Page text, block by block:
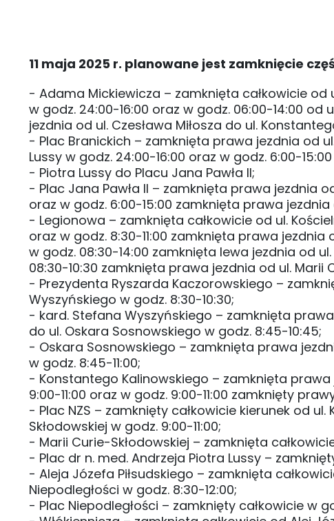
11 maja 2025 r. planowane jest zamknięcie
- Adama Mickiewicza – zamknięta całkowicie od
w godz. 24:00-16:00 oraz w godz. 06:00-14:00
jezdnia od ul. Czesława Miłosza do ul.
- Plac Branickich – zamknięta prawa jezdnia od
Lussy w godz. 24:00-16:00 oraz w godz. 6:00-
- Piotra Lussy do Placu Jana Pawła II;
- Plac Jana Pawła II – zamknięta prawa jezdnia
oraz w godz. 6:00-15:00 zamknięta prawa
- Legionowa – zamknięta całkowicie od ul.
oraz w godz. 8:30-11:00 zamknięta prawa jezdnia
w godz. 08:30-14:00 zamknięta lewa jezdnia od
08:30-10:30 zamknięta prawa jezdnia od ul. Marii
- Prezydenta Ryszarda Kaczorowskiego –
Wyszyńskiego w godz. 8:30-10:30;
- kard. Stefana Wyszyńskiego – zamknięta
do ul. Oskara Sosnowskiego w godz. 8:45-10:45;
- Oskara Sosnowskiego – zamknięta prawa
w godz. 8:45-11:00;
- Konstantego Kalinowskiego – zamknięta
9:00-11:00 oraz w godz. 9:00-11:00 zamknięty
- Plac NZS – zamknięty całkowicie kierunek od
Skłodowskiej w godz. 9:00-11:00;
- Marii Curie-Skłodowskiej – zamknięta
- Plac dr n. med. Andrzeja Piotra Lussy –
- Aleja Józefa Piłsudskiego – zamknięta
Niepodległości w godz. 8:30-12:00;
- Plac Niepodległości – zamknięty całkowicie w